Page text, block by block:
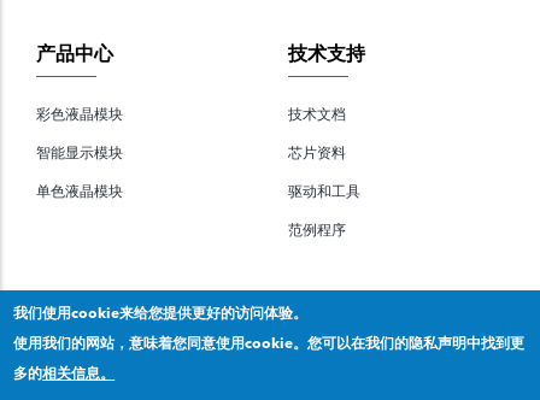
技术支持
技术文档
芯片资料
驱动和工具
范例程序
产品中心
彩色液晶模块
智能显示模块
单色液晶模块
我们使用cookie来给您提供更好的访问体验。
使用我们的网站，意味着您同意使用cookie。您可以在我们的隐私声明中找到更
多的相关信息。